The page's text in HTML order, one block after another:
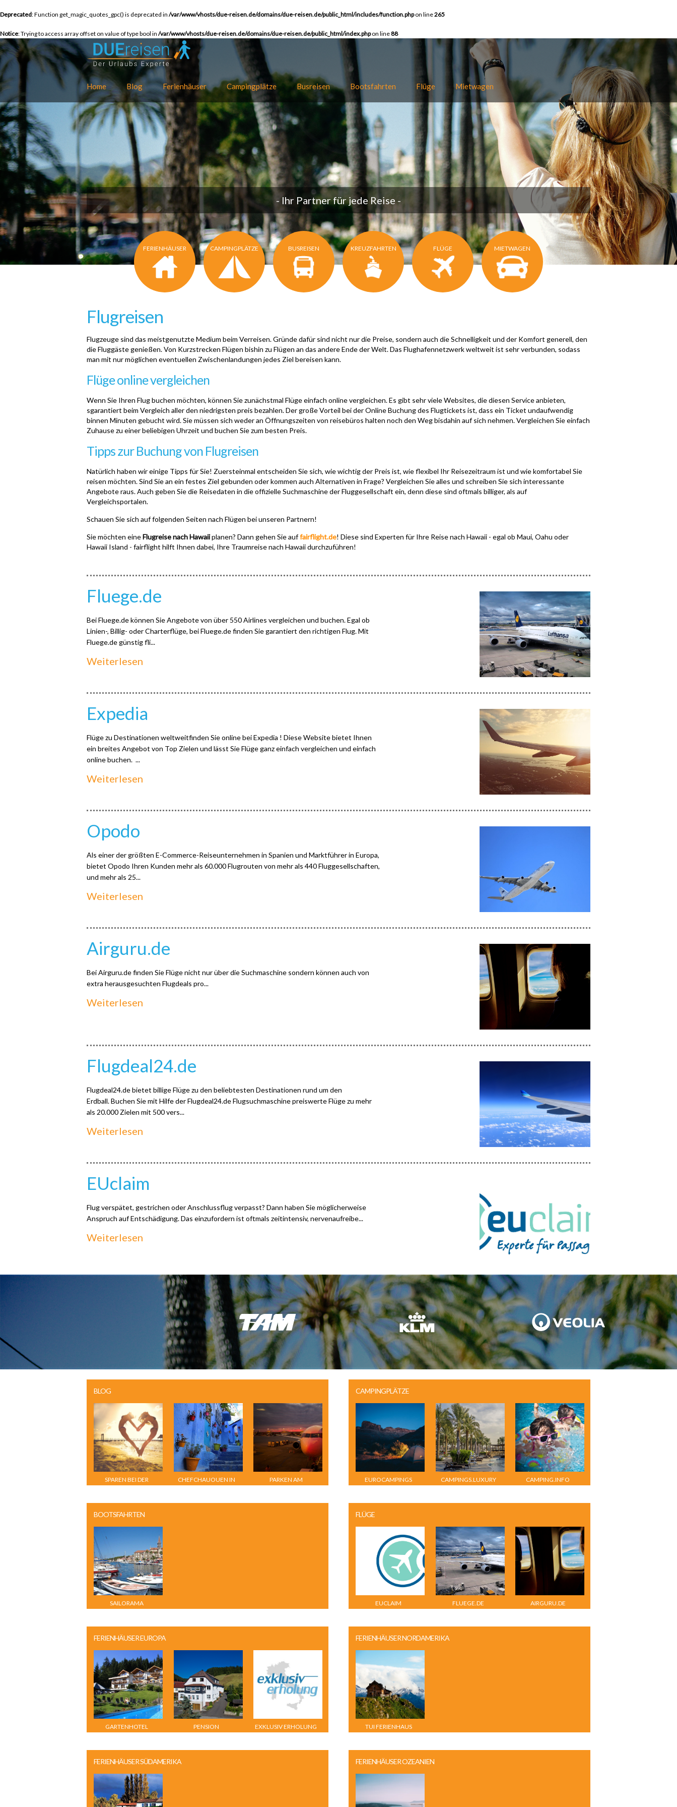
Deprecated: Function get_magic_quotes_gpc() is deprecated in /var/www/vhosts/due-reisen.de/domains/due-reisen.de/public_html/includes/function.phpon line265
Notice: Trying to access array offset on value of type bool in /var/www/vhosts/due-reisen.de/domains/due-reisen.de/public_html/index.phpon line 88
Home Blog Ferienhäuser Campingplätze Busreisen Bootsfahrten Flüge Mietwagen
- Ihr Partner für jede Reise -
FERIENHÄUSER CAMPINGPLÄTZE BUSREISEN KREUZFAHRTEN FLÜGE MIETWAGEN
Flugreisen
Flugzeuge sind das meistgenutzte Medium beim Verreisen. Gründe dafür sind nicht nur die Preise, sondern auch die Schnelligkeit und der Komfort generell, den
die Fluggäste genießen. Von Kurzstrecken Flügen bishin zu Flügen an das andere Ende der Welt. Das Flughafennetzwerk weltweit ist sehr verbunden, sodass
man mit nur möglichen eventuellen Zwischenlandungen jedes Ziel bereisen kann.
Flüge online vergleichen
Wenn Sie Ihren Flug buchen möchten, können Sie zunächstmal Flüge einfach online vergleichen. Es gibt sehr viele Websites, die diesen Service anbieten,
sgarantiert beim Vergleich aller den niedrigsten preis bezahlen. Der große Vorteil bei der Online Buchung des Flugtickets ist, dass ein Ticket undaufwendig
binnen Minuten gebucht wird. Sie müssen sich weder an Öffnungszeiten von reisebüros halten noch den Weg bisdahin auf sich nehmen. Vergleichen Sie einfach
Zuhause zu einer beliebigen Uhrzeit und buchen Sie zum besten Preis.
Tipps zur Buchung von Flugreisen
Natürlich haben wir einige Tipps für Sie! Zuersteinmal entscheiden Sie sich, wie wichtig der Preis ist, wie flexibel Ihr Reisezeitraum ist und wie komfortabel Sie
reisen möchten. Sind Sie an ein festes Ziel gebunden oder kommen auch Alternativen in Frage? Vergleichen Sie alles und schreiben Sie sich interessante
Angebote raus. Auch geben Sie die Reisedaten in die offizielle Suchmaschine der Fluggesellschaft ein, denn diese sind oftmals billiger, als auf
Vergleichsportalen.
Schauen Sie sich auf folgenden Seiten nach Flügen bei unseren Partnern!
Sie möchten eineFlugreise nach Hawaiiplanen? Dann gehen Sie auffairflight.de! Diese sind Experten für Ihre Reise nach Hawaii - egal ob Maui, Oahu oder
Hawaii Island - fairflight hilft Ihnen dabei, Ihre Traumreise nach Hawaii durchzuführen!
Fluege.de
Bei Fluege.de können Sie Angebote von über 550 Airlines vergleichen und buchen. Egal ob
Linien-, Billig- oder Charterflüge, bei Fluege.de finden Sie garantiert den richtigen Flug. Mit
Fluege.de günstig fli...
Weiterlesen
Expedia
Flüge zu Destinationen weltweitfinden Sie online bei Expedia ! Diese Website bietet Ihnen
ein breites Angebot von Top Zielen und lässt Sie Flüge ganz einfach vergleichen und einfach
online buchen. ...
Weiterlesen
Opodo
Als einer der größten E-Commerce-Reiseunternehmen in Spanien und Marktführer in Europa,
bietet Opodo Ihren Kunden mehr als 60.000 Flugrouten von mehr als 440 Fluggesellschaften,
und mehr als 25...
Weiterlesen
Airguru.de
Bei Airguru.de finden Sie Flüge nicht nur über die Suchmaschine sondern können auch von
extra herausgesuchten Flugdeals pro...
Weiterlesen
Flugdeal24.de
Flugdeal24.de bietet billige Flüge zu den beliebtesten Destinationen rund um den
Erdball. Buchen Sie mit Hilfe der Flugdeal24.de Flugsuchmaschine preiswerte Flüge zu mehr
als 20.000 Zielen mit 500 vers...
Weiterlesen
EUclaim
Flug verspätet, gestrichen oder Anschlussflug verpasst? Dann haben Sie möglicherweise
Anspruch auf Entschädigung. Das einzufordern ist oftmals zeitintensiv, nervenaufreibe...
Weiterlesen
BLOG
SPAREN BEI DER
CHEFCHAUOUEN IN
PARKEN AM
CAMPINGPLÄTZE
EUROCAMPINGS CAMPINGS.LUXURY CAMPING.INFO
BOOTSFAHRTEN
SAILORAMA
FLÜGE
EUCLAIM FLUEGE.DE AIRGURU.DE
FERIENHÄUSER EUROPA
GARTENHOTEL
PENSION
EXKLUSIV ERHOLUNG
FERIENHÄUSER NORDAMERIKA
TUI FERIENHAUS
FERIENHÄUSER SÜDAMERIKA FERIENHÄUSER OZEANIEN